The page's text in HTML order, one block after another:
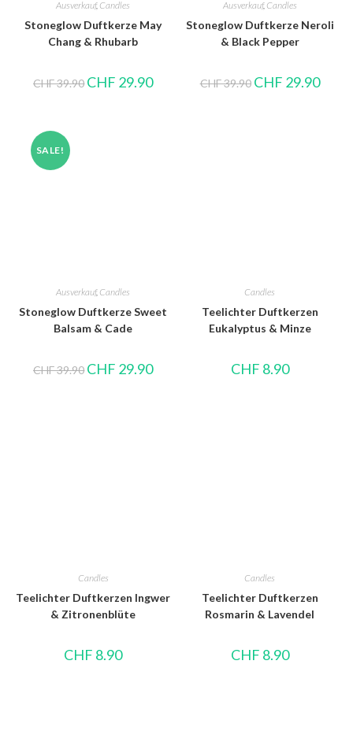
Ausverkauf, Candles
Stoneglow Duftkerze May
Chang & Rhubarb
CHF39.90 CHF 29.90
Ausverkauf, Candles
Stoneglow Duftkerze Neroli
& Black Pepper
CHF39.90 CHF 29.90
SALE!
Ausverkauf, Candles
Stoneglow Duftkerze Sweet
Balsam & Cade
CHF39.90 CHF 29.90
Candles
Teelichter Duftkerzen
Eukalyptus & Minze
CHF 8.90
Candles
Teelichter Duftkerzen Ingwer
& Zitronenblüte
CHF 8.90
Candles
Teelichter Duftkerzen
Rosmarin & Lavendel
CHF 8.90